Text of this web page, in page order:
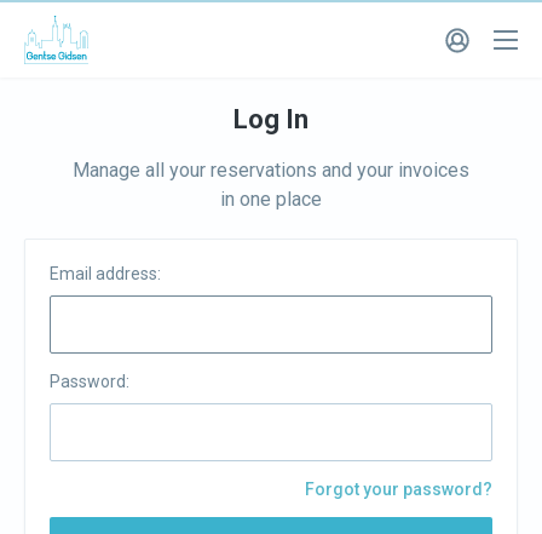
Log In
Manage all your reservations and your invoices
in one place
Email address:
Password:
Forgot your password?